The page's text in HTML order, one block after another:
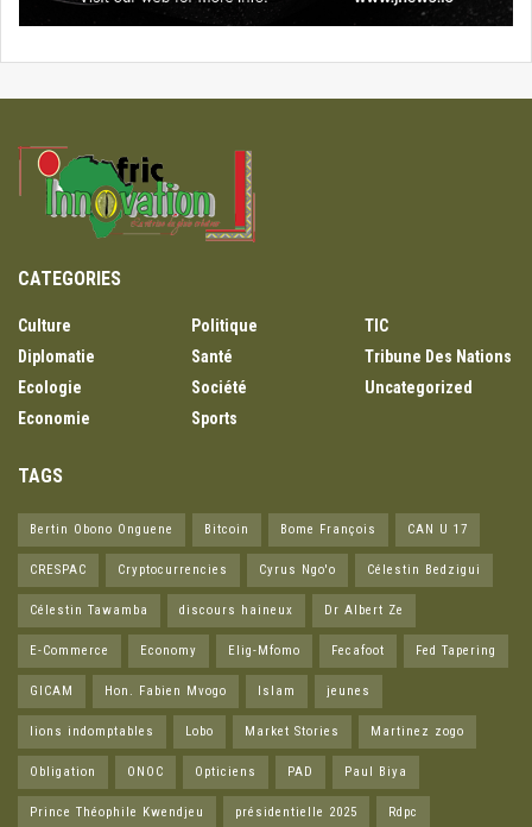
CATEGORIES
Culture
Diplomatie
Ecologie
Economie
Politique
Santé
Société
Sports
TIC
Tribune Des Nations
Uncategorized
TAGS
Bertin Obono Onguene Bitcoin Bome François CAN U 17
CRESPAC Cryptocurrencies Cyrus Ngo'o Célestin Bedzigui
Célestin Tawamba discours haineux Dr Albert Ze
E-Commerce Economy Elig-Mfomo Fecafoot Fed Tapering
GICAM Hon. Fabien Mvogo Islam jeunes
lions indomptables Lobo Market Stories Martinez zogo
Obligation ONOC Opticiens PAD Paul Biya
Prince Théophile Kwendjeu présidentielle 2025 Rdpc